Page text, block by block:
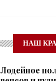
НАШ
Лодейное